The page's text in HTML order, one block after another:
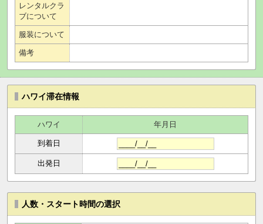
レンタルクラ
ブについて
服装について
備考
ハワイ滞在情報
ハワイ 年月日
到着日
出発日
人数・スタート時間の選択